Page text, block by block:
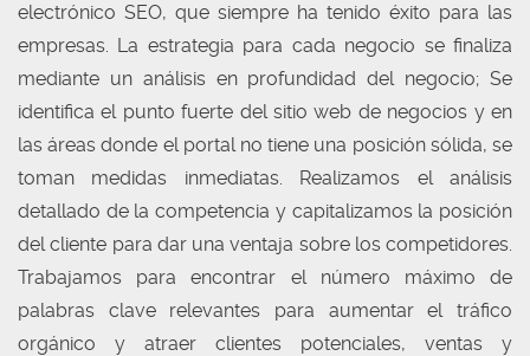
electrónico SEO, que siempre ha tenido éxito para las
empresas. La estrategia para cada negocio se finaliza
mediante un análisis en profundidad del negocio; Se
identifica el punto fuerte del sitio web de negocios y en
las áreas donde el portal no tiene una posición sólida, se
toman medidas inmediatas. Realizamos el análisis
detallado de la competencia y capitalizamos la posición
del cliente para dar una ventaja sobre los competidores.
Trabajamos para encontrar el número máximo de
palabras clave relevantes para aumentar el tráfico
orgánico y atraer clientes potenciales, ventas y